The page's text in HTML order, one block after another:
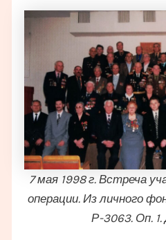
7 мая 1998 г. Встреча
операции. Из личного
Р-3063. Оп. 1.